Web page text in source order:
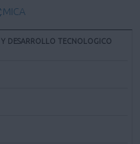
DESARROLLO TECNOLOGICO